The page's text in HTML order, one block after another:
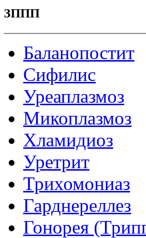
ЗППП
Баланопостит
Сифилис
Уреаплазмоз
Микоплазмоз
Хламидиоз
Уретрит
Трихомониаз
Гарднереллез
Гонорея